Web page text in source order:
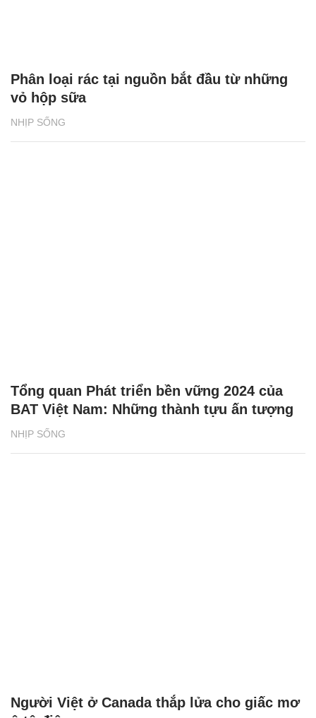
NHỊP SỐNG
Phân loại rác tại nguồn bắt đầu từ những
vỏ hộp sữa
NHỊP SỐNG
Tổng quan Phát triển bền vững 2024 của
BAT Việt Nam: Những thành tựu ấn tượng
Người Việt ở Canada thắp lửa cho giấc mơ